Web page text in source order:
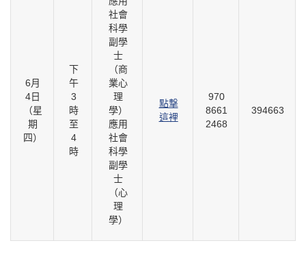
6月
4日
（星
期
四）
下
午
3
時
至
4
時
社會
科學
副學
士
（商
業心
理
學）
應用
社會
科學
副學
士
（心
理
學）
點撃
這裡
970
8661
2468
394663